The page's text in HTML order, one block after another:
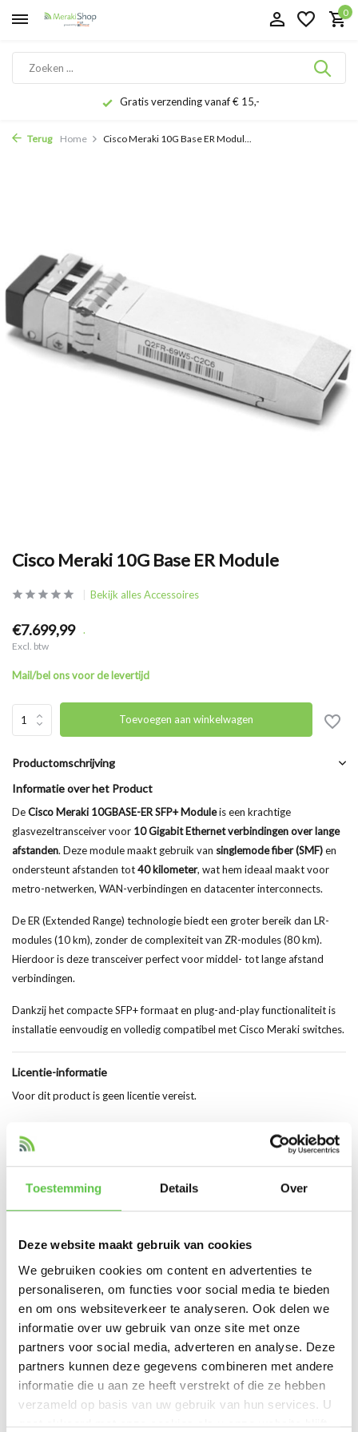
Toestemming Details Over
Deze website maakt gebruik van cookies
We gebruiken cookies om content en advertenties te
personaliseren, om functies voor social media te bieden
en om ons websiteverkeer te analyseren. Ook delen we
informatie over uw gebruik van onze site met onze
partners voor social media, adverteren en analyse. Deze
partners kunnen deze gegevens combineren met andere
informatie die u aan ze heeft verstrekt of die ze hebben
verzameld op basis van uw gebruik van hun services. U
gaat akkoord met onze cookies als u onze website blijft
0
Gratis verzending vanaf € 15,-
Terug Home Cisco Meraki 10G Base ER Modul...
Cisco Meraki 10G Base ER Module
Bekijk alles Accessoires
€7.699,99 .
Excl. btw
Mail/bel ons voor de levertijd
Toevoegen aan winkelwagen
Productomschrijving
Informatie over het Product
DeCisco Meraki 10GBASE-ER SFP+ Moduleis een krachtige
glasvezeltransceiver voor 10 Gigabit Ethernet verbindingen over lange
afstanden. Deze module maakt gebruik van singlemode fiber (SMF)en
ondersteunt afstanden tot40 kilometer, wat hem ideaal maakt voor
metro-netwerken, WAN-verbindingen en datacenter interconnects.
De ER (Extended Range) technologie biedt een groter bereik dan LR-
modules (10 km), zonder de complexiteit van ZR-modules (80 km).
Hierdoor is deze transceiver perfect voor middel- tot lange afstand
verbindingen.
Dankzij het compacte SFP+ formaat en plug-and-play functionaliteit is
installatie eenvoudig en volledig compatibel met Cisco Meraki switches.
Licentie-informatie
Voor dit product is geen licentie vereist.
of Advanced) voor volledige functionaliteit en cloudbeheer.
Hoogtepunten van het Product
10GBASE-ER SFP+ transceiver
Bereik tot 40 km
Ideaal voor metro- en WAN-netwerken
Extended range tussen LR en ZR
Hoge betrouwbaarheid en prestaties
Compact SFP+ formaat
Plug-and-play installatie
Compatibel met Cisco Meraki switches
Productspecificaties